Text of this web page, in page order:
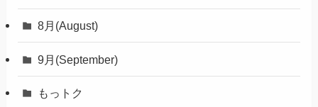
8月(August)
9月(September)
もっトク